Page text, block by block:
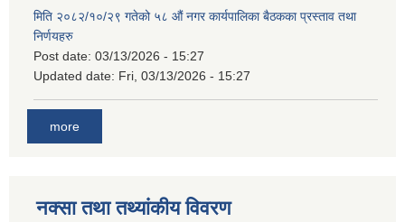
मिति २०८२/१०/२९ गतेको ५८ औं नगर कार्यपालिका बैठकका प्रस्ताव तथा
निर्णयहरु
Post date: 03/13/2026 - 15:27
Updated date: Fri, 03/13/2026 - 15:27
more
नक्सा तथा तथ्यांकीय विवरण